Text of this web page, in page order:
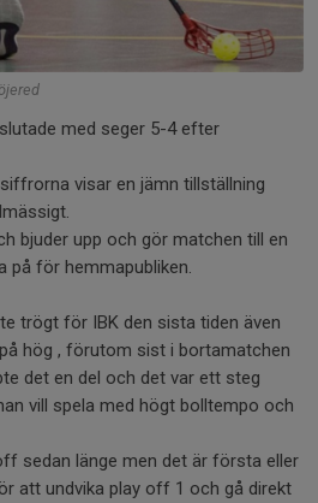
med seger 5-4 efter
visar en jämn tillställning
bjuder upp och gör matchen till en
på för hemmapubliken.
trögt för IBK den sista tiden även
hög , förutom sist i bortamatchen
det en del och det var ett steg
vill spela med högt bolltempo och
sedan länge men det är första eller
att undvika play off 1 och gå direkt